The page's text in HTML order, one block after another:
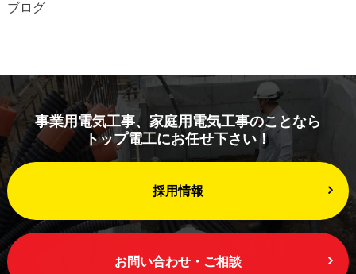
ブログ
事業用電気工事、家庭用電気工事のことなら
トップ電工にお任せ下さい！
採用情報
お問い合わせ・ご相談